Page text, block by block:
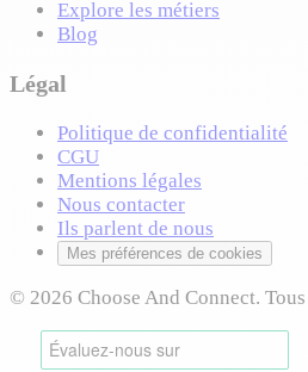
Explore les métiers
Blog
Légal
Politique de confidentialité
CGU
Mentions légales
Nous contacter
Ils parlent de nous
Mes préférences de cookies
© 2026 Choose And Connect.